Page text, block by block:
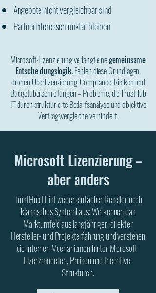
Angebote nicht vergleichbar sind
Partnerinteressen unklar bleiben
Microsoft-Lizenzierung verlangt einegemeinsame
Entscheidungslogik.Fehlen diese Grundlagen,
drohen Überlizenzierung, Compliance-Risiken und
Budgetüberschreitungen – Probleme, die TrustHub
IT durch strukturierte Bedarfsanalyse und objektive
Vertragsvergleiche verhindert.
Microsoft Lizenzierung –
aber anders
TrustHub IT ist weder einfacher Reseller noch
klassisches Systemhaus: Wir kennen das
Marktumfeld aus langjähriger, direkter
Hersteller- und Projekterfahrung und verstehen
die internen Mechanismen hinter Microsoft-
Lizenzmodellen, Preisen und Incentive-
Strukturen.